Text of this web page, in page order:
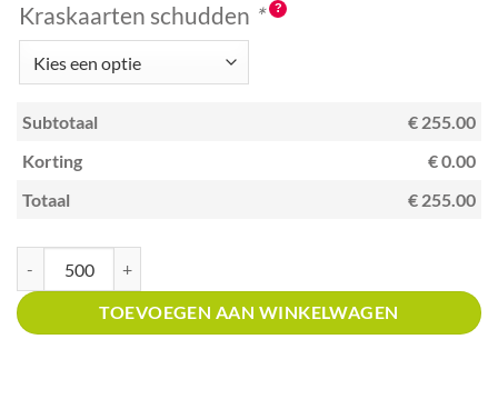
Kraskaarten schudden *
Subtotaal
€ 255.00
Korting
€ 0.00
Totaal
€ 255.00
TOEVOEGEN AAN WINKELWAGEN